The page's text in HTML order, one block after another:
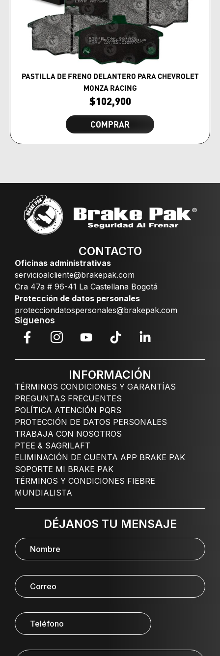
PASTILLA DE FRENO DELANTERO PARA CHEVROLET
MONZA RACING
$102,900
COMPRAR
CONTACTO
Oficinas administrativas
servicioalcliente@brakepak.com
Cra 47a # 96-41 La Castellana Bogotá
Protección de datos personales
protecciondatospersonales@brakepak.com
Siguenos
INFORMACIÓN
TÉRMINOS CONDICIONES Y GARANTÍAS
PREGUNTAS FRECUENTES
POLÍTICA ATENCIÓN PQRS
PROTECCIÓN DE DATOS PERSONALES
TRABAJA CON NOSOTROS
PTEE & SAGRILAFT
ELIMINACIÓN DE CUENTA APP BRAKE PAK
SOPORTE MI BRAKE PAK
TÉRMINOS Y CONDICIONES FIEBRE
MUNDIALISTA
DÉJANOS TU MENSAJE